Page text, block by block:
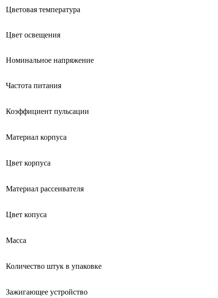
Цветовая температура
Цвет освещения
Номинальное напряжение
Частота питания
Коэффициент пульсации
Материал корпуса
Цвет корпуса
Материал рассеивателя
Цвет копуса
Масса
Количество штук в упаковке
Зажигающее устройство